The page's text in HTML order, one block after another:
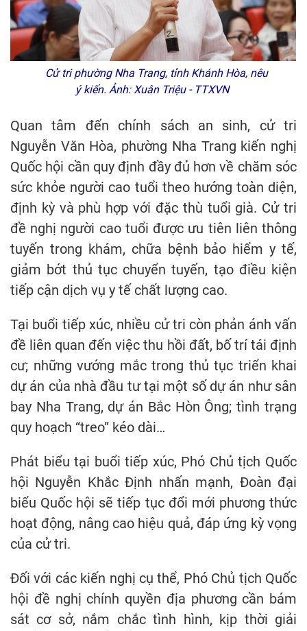
Cử tri phường Nha Trang, tỉnh Khánh Hòa, nêu
ý kiến. Ảnh: Xuân Triệu - TTXVN
Quan tâm đến chính sách an sinh, cử tri
Nguyễn Văn Hòa, phường Nha Trang kiến nghị
Quốc hội cần quy định đầy đủ hơn về chăm sóc
sức khỏe người cao tuổi theo hướng toàn diện,
định kỳ và phù hợp với đặc thù tuổi già. Cử tri
đề nghị người cao tuổi được ưu tiên liên thông
tuyến trong khám, chữa bệnh bảo hiểm y tế,
giảm bớt thủ tục chuyển tuyến, tạo điều kiện
tiếp cận dịch vụ y tế chất lượng cao.
Tại buổi tiếp xúc, nhiều cử tri còn phản ánh vấn
đề liên quan đến việc thu hồi đất, bố trí tái định
cư; những vướng mắc trong thủ tục triển khai
dự án của nhà đầu tư tại một số dự án như sân
bay Nha Trang, dự án Bắc Hòn Ông; tình trạng
quy hoạch “treo” kéo dài…
Phát biểu tại buổi tiếp xúc, Phó Chủ tịch Quốc
hội Nguyễn Khắc Định nhấn mạnh, Đoàn đại
biểu Quốc hội sẽ tiếp tục đổi mới phương thức
hoạt động, nâng cao hiệu quả, đáp ứng kỳ vọng
của cử tri.
Đối với các kiến nghị cụ thể, Phó Chủ tịch Quốc
hội đề nghị chính quyền địa phương cần bám
sát cơ sở, nắm chắc tình hình, kịp thời giải